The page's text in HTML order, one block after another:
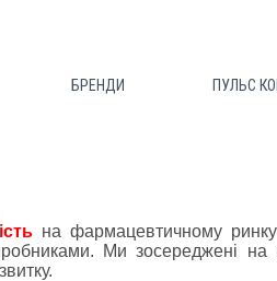
БРЕНДИ ПУЛЬС
на фармацевтичному ринку
Ми зосереджені на